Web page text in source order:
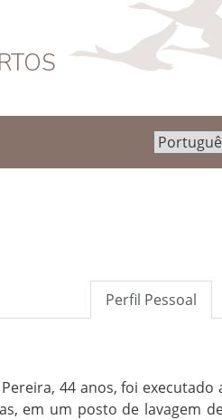
Perfil Pessoal
44 anos, foi executado
em um posto de lavagem